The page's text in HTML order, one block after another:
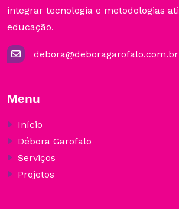
integrar tecnologia e metodologias
educação.
debora@deboragarofalo.com.br
Menu
Início
Débora Garofalo
Serviços
Projetos